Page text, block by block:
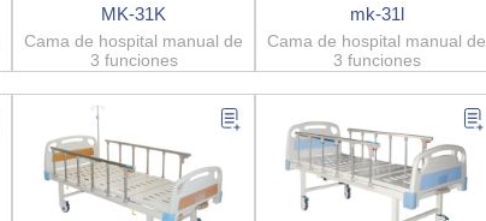
MK-31K
Cama de hospital manual de
3 funciones
mk-31l
Cama de hospital manual de
3 funciones